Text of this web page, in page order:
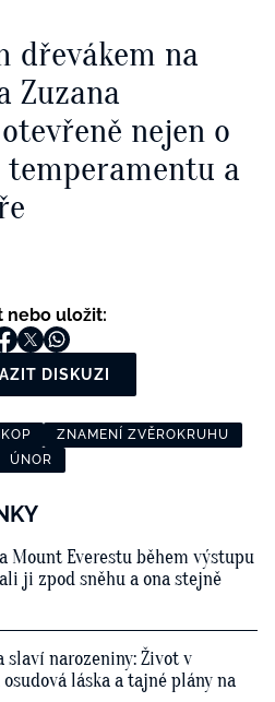
dřevákem na
Zuzana
nejen o
temperamentu a
nebo uložit:
DISKUZI
ZNAMENÍ ZVĚROKRUHU
ÚNOR
Mount Everestu během výstupu
ji zpod sněhu a ona stejně
slaví narozeniny: Život v
láska a tajné plány na